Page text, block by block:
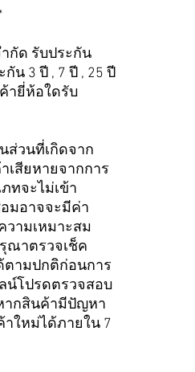
ำกัด รับประกัน
น 3 ปี , 7 ปี , 25 ปี
ายี่ห้อใดรับ
ส่วนที่เกิดจาก
เสียหายจากการ
ทจะไม่เข้า
มอาจจะมีค่า
วามเหมาะสม
ณาตรวจเช็ค
ตามปกติก่อนการ
น์โปรดตรวจสอบ
ากสินค้ามีปัญหา
ใหม่ได้ภายใน 7